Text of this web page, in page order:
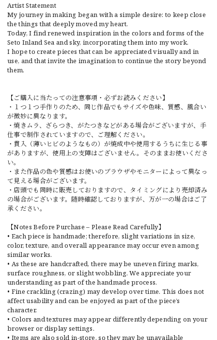
Artist Statement
My journey in making began with a simple desire: to keep close
the things that deeply moved my heart.
Today, I find renewed inspiration in the colors and forms of the
Seto Inland Sea and sky, incorporating them into my work.
I hope to create pieces that can be appreciated visually and in
use, and that invite the imagination to continue the story beyond
them.
【ご購入に当たっての注意事項・必ずお読みください】
・１つ１つ手作りのため、同じ作品でもサイズや色味、質感、風合い
が微妙に異なります。
・焼きムラ、ざらつき、がたつきなどがある場合がございますが、手
仕事で制作されていますので、ご理解ください。
・貫入（薄いヒビのようなもの）が焼成中や使用するうちに生じる事
がありますが、使用上の支障はございません。そのままお使いくださ
い。
・また作品の色や質感はお使いのブラウザやモニターによって異なっ
て見える場合がございます。
・店頭でも同時に販売しておりますので、タイミングにより売却済み
の場合がございます。随時確認しておりますが、万が一の場合はご了
承ください。
【Notes Before Purchase – Please Read Carefully】
• Each piece is handmade; therefore, slight variations in size,
color, texture, and overall appearance may occur even among
similar works.
• As these are handcrafted, there may be uneven firing marks,
surface roughness, or slight wobbling. We appreciate your
understanding as part of the handmade process.
• Fine crackling (crazing) may develop over time. This does not
affect usability and can be enjoyed as part of the piece’s
character.
• Colors and textures may appear differently depending on your
browser or display settings.
• Items are also sold in-store, so they may be unavailable